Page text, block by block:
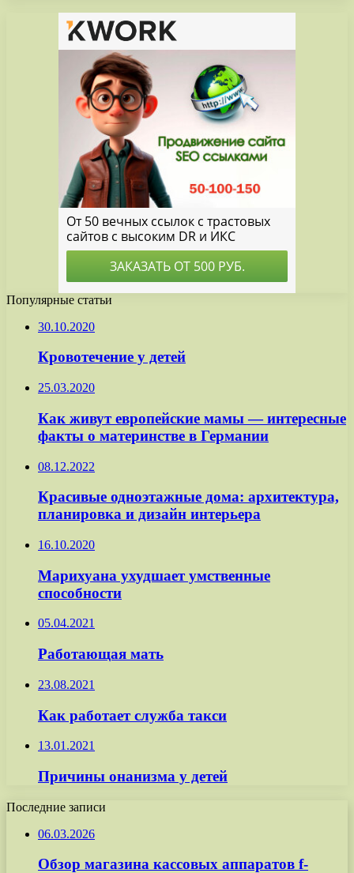
Популярные статьи
30.10.2020
Кровотечение у детей
25.03.2020
Как живут европейские мамы — интересные
факты о материнстве в Германии
08.12.2022
Красивые одноэтажные дома: архитектура,
планировка и дизайн интерьера
16.10.2020
Марихуана ухудшает умственные
способности
05.04.2021
Работающая мать
23.08.2021
Как работает служба такси
13.01.2021
Причины онанизма у детей
Последние записи
06.03.2026
Обзор магазина кассовых аппаратов f-